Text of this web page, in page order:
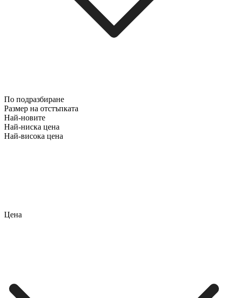
По подразбиране
Размер на отстъпката
Най-новите
Най-ниска цена
Най-висока цена
Цена